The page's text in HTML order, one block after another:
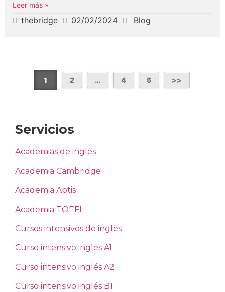
Leer más »
thebridge 02/02/2024 Blog
1 2 … 4 5
Servicios
Academias de inglés
Academia Cambridge
Academia Aptis
Academia TOEFL
Cursos intensivos de inglés
Curso intensivo inglés A1
Curso intensivo inglés A2
Curso intensivo inglés B1